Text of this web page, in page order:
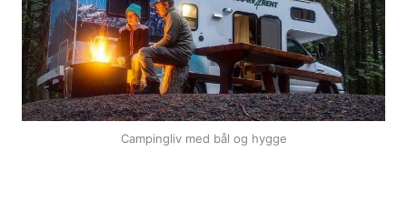
Campingliv med bål og hygge